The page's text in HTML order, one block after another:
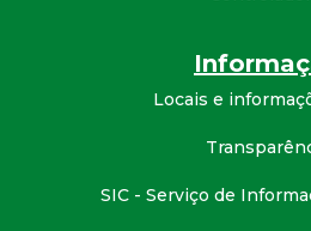
Locais e
SIC - Serviço de